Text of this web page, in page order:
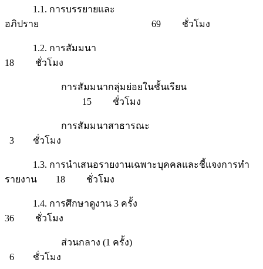
1.1. การบรรยายและ
อภิปราย 69 ชั่วโมง
1.2. การสัมมนา
18 ชั่วโมง
การสัมมนากลุ่มย่อยในชั้นเรียน
15 ชั่วโมง
การสัมมนาสาธารณะ
3 ชั่วโมง
1.3. การนำเสนอรายงานเฉพาะบุคคลและชี้แจงการทำ
รายงาน 18 ชั่วโมง
1.4. การศึกษาดูงาน 3 ครั้ง
36 ชั่วโมง
ส่วนกลาง (1 ครั้ง)
6 ชั่วโมง